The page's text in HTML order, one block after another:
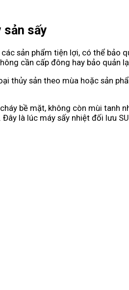
sản sấy
sản phẩm tiện lợi, có thể bảo
cần cấp đông hay bảo quản
thủy sản theo mùa hoặc sản
bề mặt, không còn mùi
là lúc máy sấy nhiệt đối lưu